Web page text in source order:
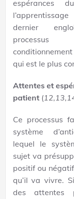
espérances
dernier
qui est le plus
Attentes et
patient(
Ce processus
système
lequel le
sujet va
positif ou
qu’il va vivre.
des attentes